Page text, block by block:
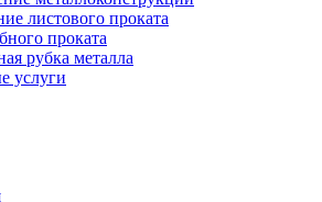
листового проката
проката
рубка металла
услуги